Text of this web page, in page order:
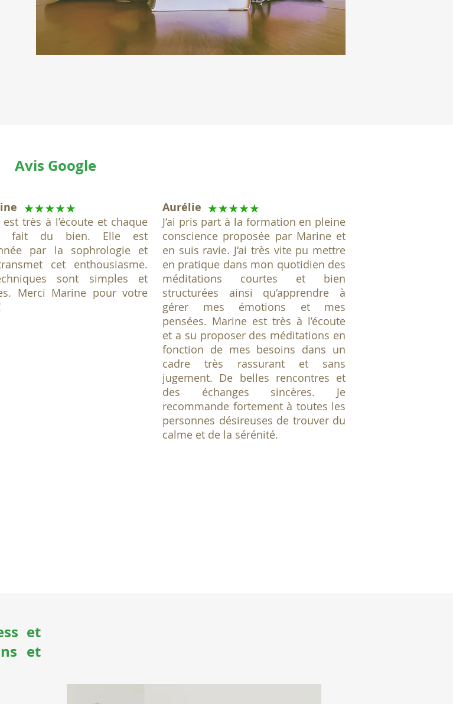
Avis Google
très à l’écoute et chaque
fait du bien. Elle est
par la sophrologie et
cet enthousiasme.
sont simples et
Merci Marine pour votre
Aurélie
J‘ai pris part à la formation en pleine
conscience proposée par Marine et
en suis ravie. J‘ai très vite pu mettre
en pratique dans mon quotidien des
méditations courtes et bien
structurées ainsi qu‘apprendre à
gérer mes émotions et mes
pensées. Marine est très à l’écoute
et a su proposer des méditations en
fonction de mes besoins dans un
cadre très rassurant et sans
jugement. De belles rencontres et
des échanges sincères. Je
recommande fortement à toutes les
personnes désireuses de trouver du
calme et de la sérénité.
et
et